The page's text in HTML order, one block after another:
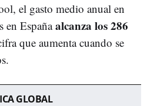
el gasto medio anual en
en Españaalcanza los 286
que aumenta cuando se
GLOBAL